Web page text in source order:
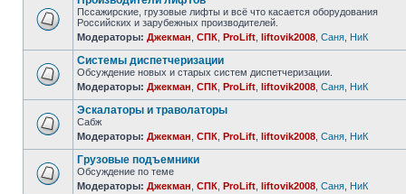
Пссажирские, грузовые лифты и всё что касается оборудования
Российских и зарубежных производителей.
Модераторы: Джекман СПК ProLift liftovik2008 Саня НиК
Системы диспетчеризации
Обсуждение новых и старых систем диспетчеризации.
Модераторы: Джекман СПК ProLift liftovik2008 Саня НиК
Эскалаторы и траволаторы
Сабж
Модераторы: Джекман СПК ProLift liftovik2008 Саня НиК
Грузовые подъемники
Обсуждение по теме
Модераторы: Джекман СПК ProLift liftovik2008 Саня НиК